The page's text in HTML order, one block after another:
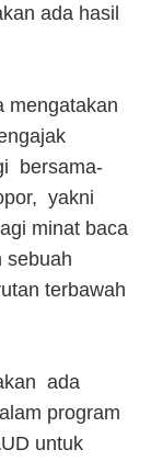
ada hasil
mengatakan
bersama-
yakni
minat baca
sebuah
terbawah
ada
program
untuk